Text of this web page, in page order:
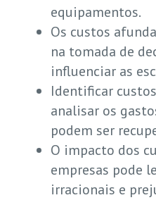
equipamentos.
Os custos
na tomada de
influenciar as
Identificar
analisar os
podem ser
O impacto dos
empresas pode
irracionais e